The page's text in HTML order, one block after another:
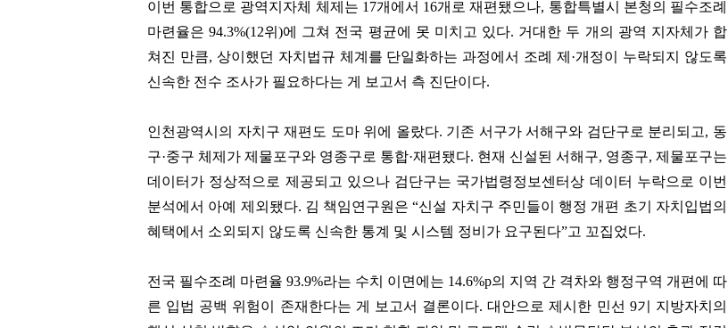
이번 통합으로 광역지자체 체제는 17개에서 16개로 재편됐으나, 통합특별시 본청의 필수조례
마련율은 94.3%(12위)에 그쳐 전국 평균에 못 미치고 있다. 거대한 두 개의 광역 지자체가 합
쳐진 만큼, 상이했던 자치법규 체계를 단일화하는 과정에서 조례 제·개정이 누락되지 않도록
신속한 전수 조사가 필요하다는 게 보고서 측 진단이다.
인천광역시의 자치구 재편도 도마 위에 올랐다. 기존 서구가 서해구와 검단구로 분리되고, 동
구·중구 체제가 제물포구와 영종구로 통합·재편됐다. 현재 신설된 서해구, 영종구, 제물포구는
데이터가 정상적으로 제공되고 있으나 검단구는 국가법령정보센터상 데이터 누락으로 이번
분석에서 아예 제외됐다. 김 책임연구원은 “신설 자치구 주민들이 행정 개편 초기 자치입법의
혜택에서 소외되지 않도록 신속한 통계 및 시스템 정비가 요구된다”고 꼬집었다.
전국 필수조례 마련율 93.9%라는 수치 이면에는 14.6%p의 지역 간 격차와 행정구역 개편에 따
른 입법 공백 위험이 존재한다는 게 보고서 결론이다. 대안으로 제시한 민선 9기 지방자치의